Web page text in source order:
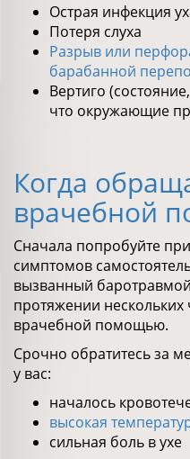
Острая инфекция
Потеря слуха
Разрыв или
барабанной
Вертиго
что окружающие
Когда
врачебной
Сначала попробуйте
симптомов
вызванный
протяжении нескольких
врачебной помощью.
Срочно обратитесь за
у вас:
началось
высокая
сильная боль в ухе